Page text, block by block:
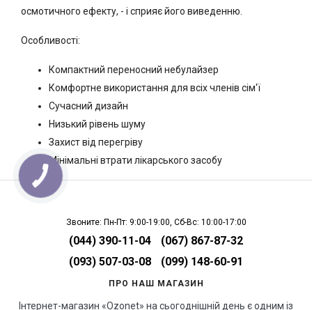
осмотичного ефекту, - і сприяє його виведенню.
Особливості:
Компактний переносний небулайзер
Комфортне використання для всіх членів сім'ї
Сучасний дизайн
Низький рівень шуму
Захист від перегріву
Мінімальні втрати лікарського засобу
Звоните: Пн-Пт: 9:00-19:00, Сб-Вс: 10:00-17:00
(044) 390-11-04
(067) 867-87-32
(093) 507-03-08
(099) 148-60-91
ПРО НАШ МАГАЗИН
Інтернет-магазин «Ozonet» на сьогоднішній день є одним із